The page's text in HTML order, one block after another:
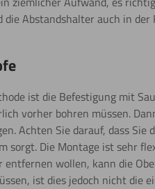
Abstandshalter auch in der
ist die Befestigung mit
vorher bohren müssen.
Achten Sie darauf, dass
sorgt. Die Montage ist sehr
entfernen wollen, kann die
ist dies jedoch nicht die